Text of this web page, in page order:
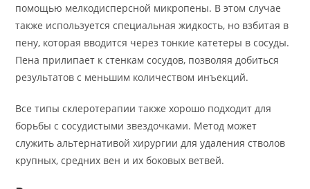
помощью мелкодисперсной микропены. В этом случае
также используется специальная жидкость, но взбитая в
пену, которая вводится через тонкие катетеры в сосуды.
Пена прилипает к стенкам сосудов, позволяя добиться
результатов с меньшим количеством инъекций.
Все типы склеротерапии также хорошо подходит для
борьбы с сосудистыми звездочками. Метод может
служить альтернативой хирургии для удаления стволов
крупных, средних вен и их боковых ветвей.